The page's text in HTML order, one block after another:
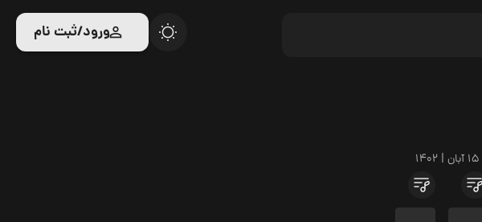
ورود/ثبت نام